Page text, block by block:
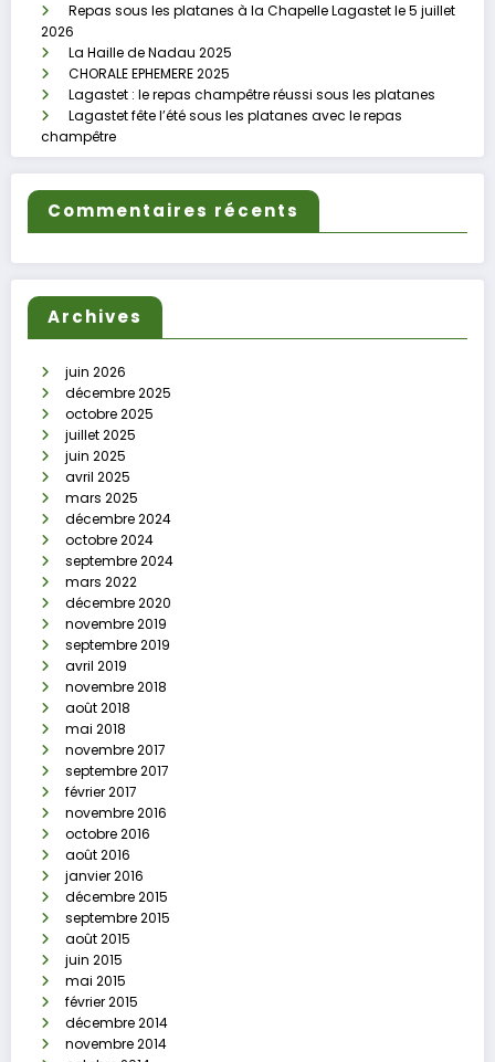
Repas sous les platanes à la Chapelle Lagastet le 5 juillet
2026
La Haille de Nadau 2025
CHORALE EPHEMERE 2025
Lagastet : le repas champêtre réussi sous les platanes
Lagastet fête l’été sous les platanes avec le repas
champêtre
Commentaires récents
Archives
juin 2026
décembre 2025
octobre 2025
juillet 2025
juin 2025
avril 2025
mars 2025
décembre 2024
octobre 2024
septembre 2024
mars 2022
décembre 2020
novembre 2019
septembre 2019
avril 2019
novembre 2018
août 2018
mai 2018
novembre 2017
septembre 2017
février 2017
novembre 2016
octobre 2016
août 2016
janvier 2016
décembre 2015
septembre 2015
août 2015
juin 2015
mai 2015
février 2015
décembre 2014
novembre 2014